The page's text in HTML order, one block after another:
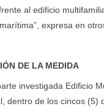
al edificio
expresa en
DE LA MEDIDA
investigada Edificio
dentro de los cincos (5)